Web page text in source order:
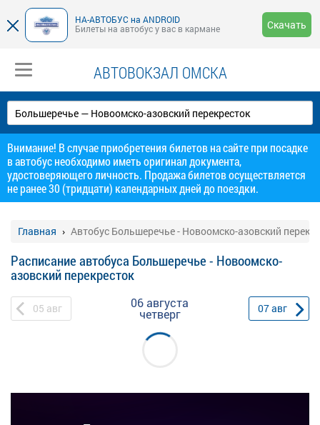
НА-АВТОБУС на ANDROID
Билеты на автобус у вас в кармане
Скачать
АВТОВОКЗАЛ ОМСКА
Внимание! В случае приобретения билетов на сайте при посадке
в автобус необходимо иметь оригинал документа,
удостоверяющего личность. Продажа билетов осуществляется
не ранее 30 (тридцати) календарных дней до поездки.
Главная Автобус Большеречье - Новоомско-азовский
Расписание автобуса Большеречье - Новоомско-
азовский перекресток
05 авг 06 августа
четверг 07авг